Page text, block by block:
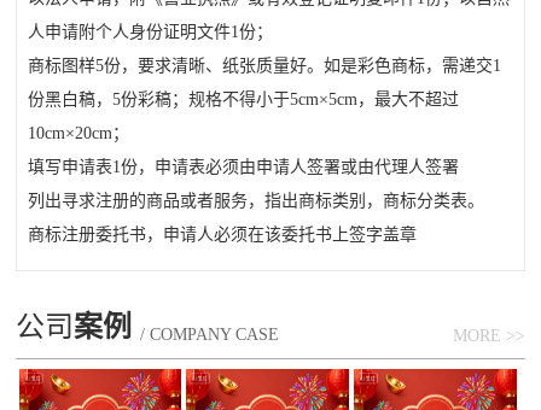
人申请附个人身份证明文件1份；
商标图样5份，要求清晰、纸张质量好。如是彩色商标，需递交1
份黑白稿，5份彩稿；规格不得小于5cm×5cm，最大不超过
10cm×20cm；
填写申请表1份，申请表必须由申请人签署或由代理人签署
列出寻求注册的商品或者服务，指出商标类别，商标分类表。
商标注册委托书，申请人必须在该委托书上签字盖章
公司案例 / COMPANY CASE MORE >>